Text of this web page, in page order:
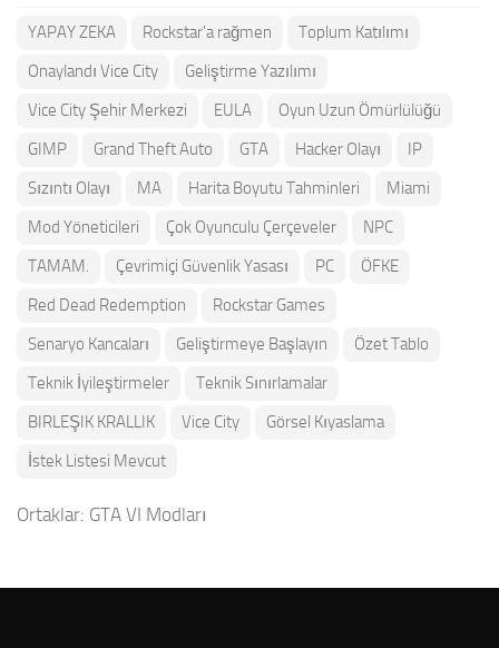
YAPAY ZEKA Rockstar'a rağmen
Toplum Katılımı
Onaylandı Vice City
Geliştirme Yazılımı
Vice City Şehir Merkezi
EULA
Oyun Uzun Ömürlülüğü
GIMP
Grand Theft Auto GTA Hacker Olayı
IP
Sızıntı Olayı
MA Harita Boyutu Tahminleri
Miami
Mod Yöneticileri
Çok Oyunculu Çerçeveler
NPC
TAMAM.
Çevrimiçi Güvenlik Yasası PC
ÖFKE
Red Dead Redemption
Rockstar Games
Senaryo Kancaları
Geliştirmeye Başlayın
Özet Tablo
Teknik İyileştirmeler
Teknik Sınırlamalar
BIRLEŞIK KRALLIK
Vice City
Görsel Kıyaslama
İstek Listesi Mevcut
Ortaklar: GTA VI Modları